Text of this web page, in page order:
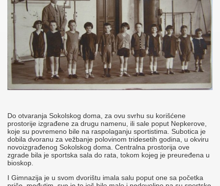
Do otvaranja Sokolskog doma, za ovu svrhu su korišćene
prostorije izgrađene za drugu namenu, ili sale poput Nepkerove,
koje su povremeno bile na raspolaganju sportistima. Subotica je
dobila dvoranu za vežbanje polovinom tridesetih godina, u okviru
novoizgrađenog Sokolskog doma. Centralna prostorija ove
zgrade bila je sportska sala do rata, tokom kojeg je preuređena u
bioskop.
I Gimnazija je u svom dvorištu imala salu poput one sa početka